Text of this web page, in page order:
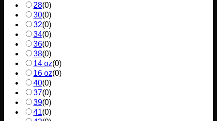
28(0)
30(0)
32(0)
34(0)
36(0)
38(0)
14 oz(0)
16 oz(0)
40(0)
37(0)
39(0)
41(0)